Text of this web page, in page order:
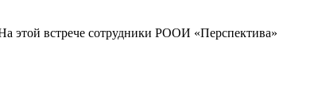
этой встрече сотрудники РООИ «Перспектива»